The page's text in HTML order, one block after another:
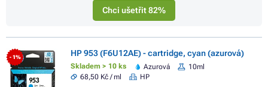
Chci ušetřit 82%
- 1% HP 953 (F6U12AE) - cartridge, cyan (azurová)
Skladem > 10 ks Azurová
10ml
68,50 Kč / ml
HP